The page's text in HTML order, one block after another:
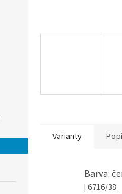
Varianty
Barva:
| 6716/38